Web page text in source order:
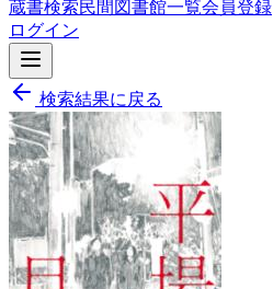
蔵書検索民間図書館一覧会員登録
ログイン
検索結果に戻る